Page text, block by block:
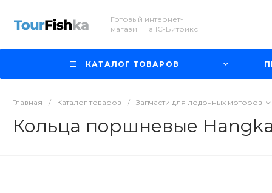
Готовый интернет-
магазин на 1С-Битрикс
КАТАЛОГ ТОВАРОВ
Главная / Каталог товаров / Запчасти для лодочных моторов
Кольца поршневые